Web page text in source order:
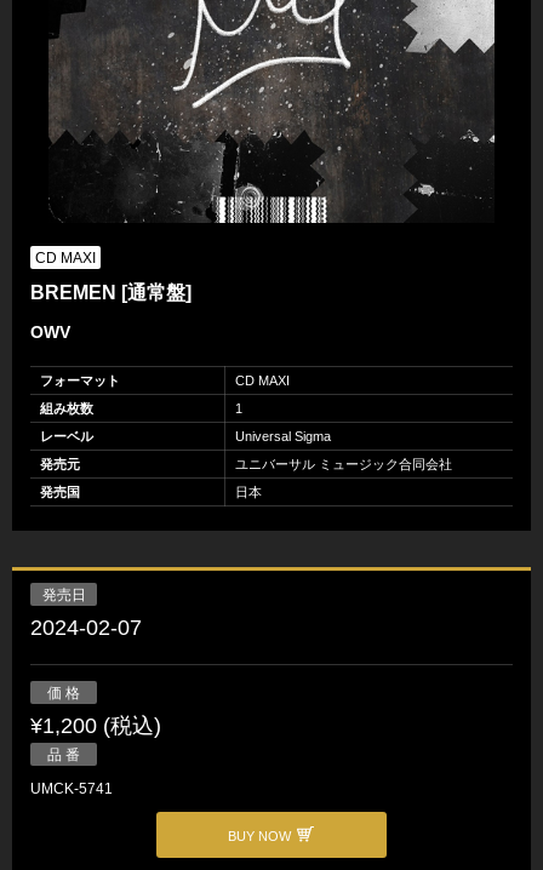
CD MAXI
BREMEN [通常盤]
OWV
フォーマット
CD MAXI
組み枚数
1
レーベル
Universal Sigma
発売元
ユニバーサル ミュージック合同会社
発売国
日本
発売日
2024-02-07
価 格
¥1,200 (税込)
品 番
UMCK-5741
BUY NOW